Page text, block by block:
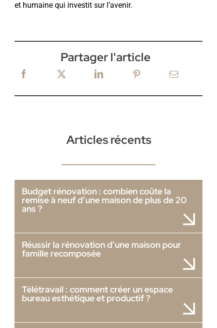
et humaine qui investit sur l’avenir.
Partager l'article
Articles récents
Budget rénovation : combien coûte la
remise à neuf d’une maison de plus de 20
ans ?
Réussir la rénovation d’une maison pour
famille recomposée
Télétravail : comment créer un espace
bureau esthétique et productif ?